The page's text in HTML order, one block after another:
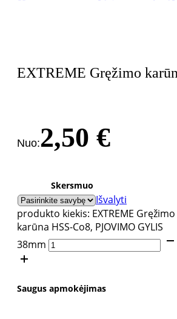
EXTREME Gręžimo
Nuo:2,50 €
Skersmuo
Išvalyti
produkto kiekis: EXTREME Gręžimo
karūna HSS-Co8, PJOVIMO GYLIS
38mm
Saugus apmokėjimas